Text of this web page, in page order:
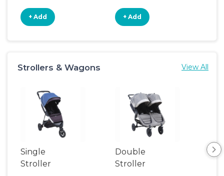
+ Add + Add
Strollers & Wagons View All
Single
Stroller
Double
Stroller